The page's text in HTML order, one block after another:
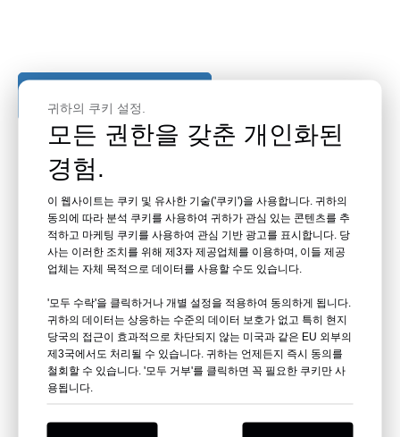
생명 유지 시스템
전시
수족관 내 장비에 대한 설계, 제작, 현장 설치, 시운전 및
귀하의 쿠키 설정.
모든 권한을 갖춘 개인화된
경험.
이 웹사이트는 쿠키 및 유사한 기술('쿠키')을 사용합니다. 귀하의
동의에 따라 분석 쿠키를 사용하여 귀하가 관심 있는 콘텐츠를 추
적하고 마케팅 쿠키를 사용하여 관심 기반 광고를 표시합니다. 당
사는 이러한 조치를 위해 제3자 제공업체를 이용하며, 이들 제공
업체는 자체 목적으로 데이터를 사용할 수도 있습니다.
'모두 수락'을 클릭하거나 개별 설정을 적용하여 동의하게 됩니다.
귀하의 데이터는 상응하는 수준의 데이터 보호가 없고 특히 현지
당국의 접근이 효과적으로 차단되지 않는 미국과 같은 EU 외부의
제3국에서도 처리될 수 있습니다. 귀하는 언제든지 즉시 동의를
철회할 수 있습니다. '모두 거부'를 클릭하면 꼭 필요한 쿠키만 사
용됩니다.